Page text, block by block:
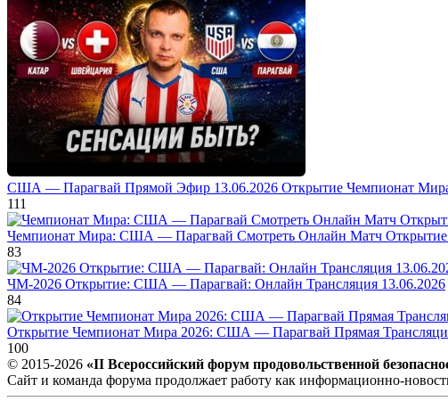
США — Парагвай Прямой Эфир 13.06.2026 Открытие Чемпионат
111
Чемпионат Мира: США — Парагвай Смотреть Онлайн Матч Открытие
83
ЧМ-2026 Открытие: США — Парагвай: Онлайн Трансляция 13.06.2026
84
Открытие Чемпионат Мира 2026: США — Парагвай Прямая
100
© 2015-2026 «II Всероссийский форум продовольственной
Сайт и команда форума продолжает работу как информационно-